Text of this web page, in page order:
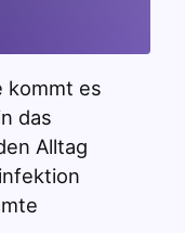
kommt es
das
Alltag